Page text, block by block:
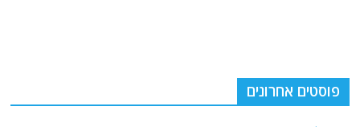
פוסטים אחרונים